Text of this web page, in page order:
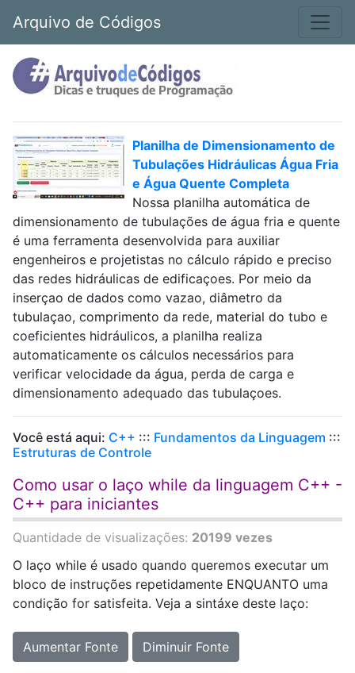
Arquivo de Códigos
Planilha de Dimensionamento de
Tubulações Hidráulicas Água Fria
e Água Quente Completa
Nossa planilha automática de
dimensionamento de tubulações de água fria e quente
é uma ferramenta desenvolvida para auxiliar
engenheiros e projetistas no cálculo rápido e preciso
das redes hidráulicas de edificaçoes. Por meio da
inserçao de dados como vazao, diâmetro da
tubulaçao, comprimento da rede, material do tubo e
coeficientes hidráulicos, a planilha realiza
automaticamente os cálculos necessários para
verificar velocidade da água, perda de carga e
dimensionamento adequado das tubulaçoes.
Você está aqui: C++ ::: Fundamentos da Linguagem :::
Estruturas de Controle
Como usar o laço while da linguagem C++ -
C++ para iniciantes
Quantidade de visualizações: 20199 vezes
O laço while é usado quando queremos executar um
bloco de instruções repetidamente ENQUANTO uma
condição for satisfeita. Veja a sintáxe deste laço:
Aumentar Fonte Diminuir Fonte